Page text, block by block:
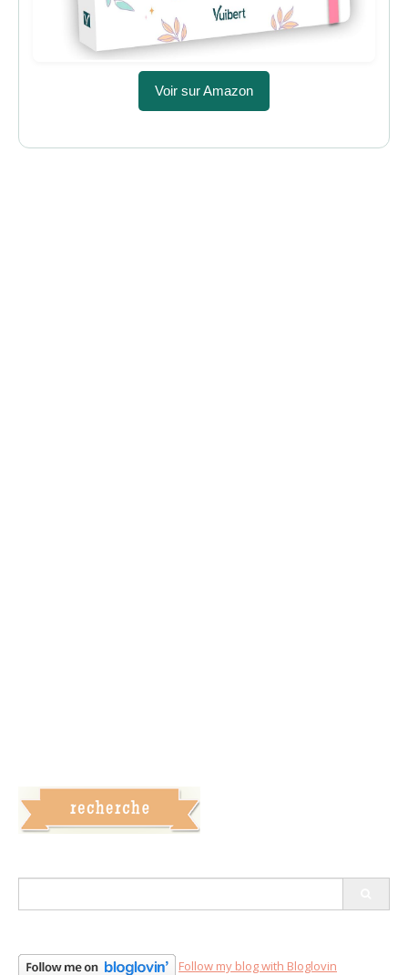
Voir sur Amazon
c
Follow my blog with Bloglovin